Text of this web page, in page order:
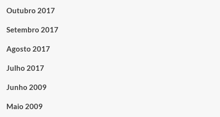
Outubro 2017
Setembro 2017
Agosto 2017
Julho 2017
Junho 2009
Maio 2009